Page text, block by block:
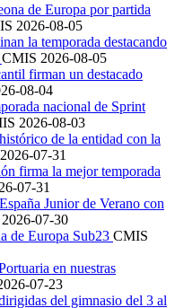
de Europa por partida
2026-08-05
la temporada destacando
CMIS 2026-08-05
firman un destacado
08-04
nacional de Sprint
2026-08-03
de la entidad con la
2026-07-31
firma la mejor temporada
07-31
Junior de Verano con
2026-07-30
de Europa Sub23 CMIS
en nuestras
07-23
del gimnasio del 3 al